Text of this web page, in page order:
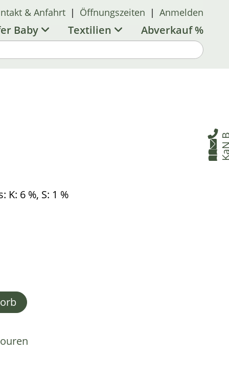



& Anfahrt | Öffnungszeiten | Anmelden
Baby Textilien Abverkauf %
K: 6 %, S: 1 %